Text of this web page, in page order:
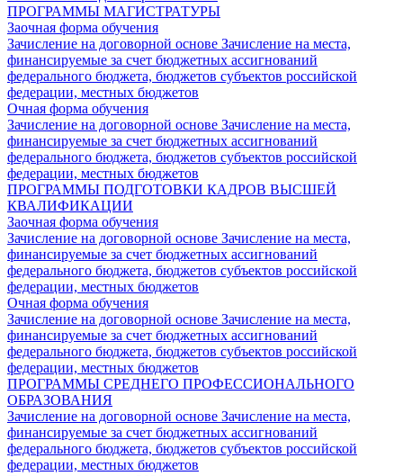
ПРОГРАММЫ МАГИСТРАТУРЫ
Заочная форма обучения
Зачисление на договорной основе Зачисление на места,
финансируемые за счет бюджетных ассигнований
федерального бюджета, бюджетов субъектов российской
федерации, местных бюджетов
Очная форма обучения
Зачисление на договорной основе Зачисление на места,
финансируемые за счет бюджетных ассигнований
федерального бюджета, бюджетов субъектов российской
федерации, местных бюджетов
ПРОГРАММЫ ПОДГОТОВКИ КАДРОВ ВЫСШЕЙ
КВАЛИФИКАЦИИ
Заочная форма обучения
Зачисление на договорной основе Зачисление на места,
финансируемые за счет бюджетных ассигнований
федерального бюджета, бюджетов субъектов российской
федерации, местных бюджетов
Очная форма обучения
Зачисление на договорной основе Зачисление на места,
финансируемые за счет бюджетных ассигнований
федерального бюджета, бюджетов субъектов российской
федерации, местных бюджетов
ПРОГРАММЫ СРЕДНЕГО ПРОФЕССИОНАЛЬНОГО
ОБРАЗОВАНИЯ
Зачисление на договорной основе Зачисление на места,
финансируемые за счет бюджетных ассигнований
федерального бюджета, бюджетов субъектов российской
федерации, местных бюджетов